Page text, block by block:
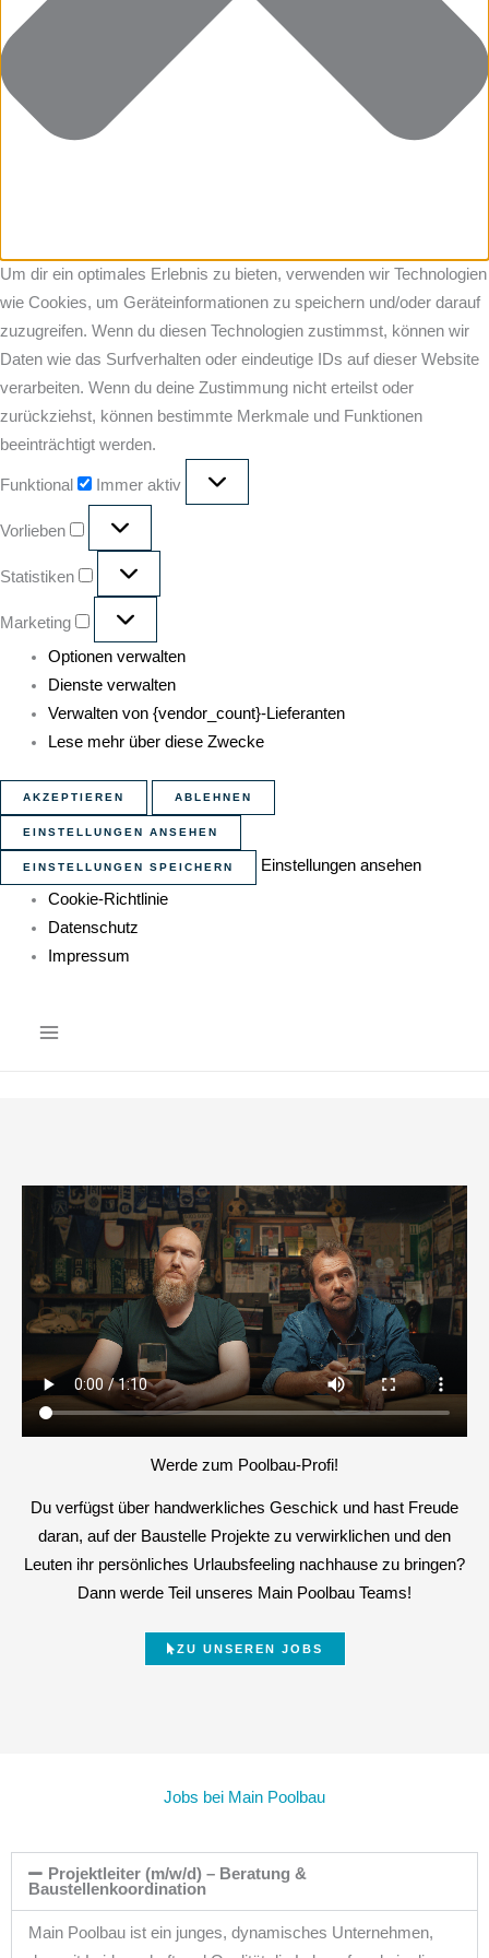
Um dir ein optimales Erlebnis zu bieten, verwenden wir Technologien
wie Cookies, um Geräteinformationen zu speichern und/oder darauf
zuzugreifen. Wenn du diesen Technologien zustimmst, können wir
Daten wie das Surfverhalten oder eindeutige IDs auf dieser Website
verarbeiten. Wenn du deine Zustimmung nicht erteilst oder
zurückziehst, können bestimmte Merkmale und Funktionen
beeinträchtigt werden.
Funktional Immer aktiv
Vorlieben
Statistiken
Marketing
Optionen verwalten
Dienste verwalten
Verwalten von {vendor_count}-Lieferanten
Lese mehr über diese Zwecke
AKZEPTIEREN ABLEHNEN
EINSTELLUNGEN ANSEHEN
EINSTELLUNGEN SPEICHERN
Einstellungen ansehen
Cookie-Richtlinie
Datenschutz
Impressum
Werde zum Poolbau-Profi!
Du verfügst über handwerkliches Geschick und hast Freude
daran, auf der Baustelle Projekte zu verwirklichen und den
Leuten ihr persönliches Urlaubsfeeling nachhause zu bringen?
Dann werde Teil unseres Main Poolbau Teams!
ZU UNSEREN JOBS
Jobs bei Main Poolbau
Projektleiter (m/w/d) – Beratung &
Baustellenkoordination
Main Poolbau ist ein junges, dynamisches Unternehmen,